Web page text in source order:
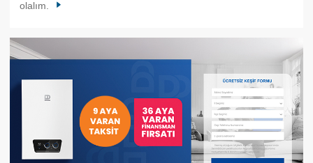
olalım.